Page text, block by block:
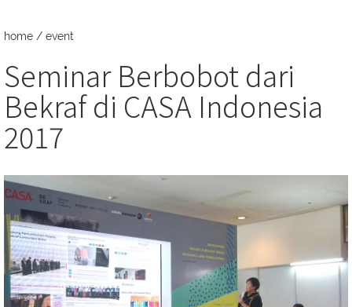
home / event
Seminar Berbobot dari
Bekraf di CASA Indonesia
2017